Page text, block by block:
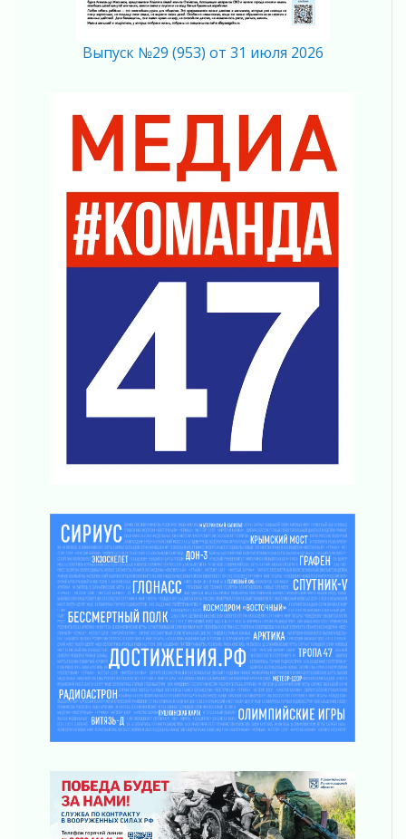
Ленинградской области о неоплаченных
02 августа 2026
02 августа 2026
Жителям Ленобласти напомнили, как
действовать при укусе клеща
02 августа 2026
В Ивангороде назвали новых почетных
граждан Ленинградской области
02 августа 2026
Готовность №1
Километровые столбы «Дороги жизни»
отправили на реставрацию
02 августа 2026
Ленобласть внедрила передовую подготовку
операторов БПЛА
В Ивангороде появилась «Избушка-
02 августа 2026
Лето катится с горки
01 августа 2026
В Ленобласти открылась экспозиция к 150-
летию Билибина
01 августа 2026
Лето без гаджетов
01 августа 2026
Болезнь девственниц и вампиров
01 августа 2026
Безмолвный крик о помощи
01 августа 2026
В музей всей семьёй
01 августа 2026
Без заявлений и очередей
01 августа 2026
Выпуск №29 (953) от 31 июля 2026